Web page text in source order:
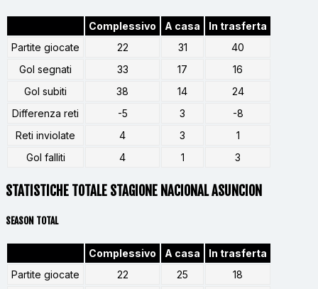
Complessivo A casa
In trasferta
Partite giocate
22 31
40
Gol segnati
33 17
16
Gol subiti
38 14
24
Differenza reti
-5 3
-8
Reti inviolate
4 3
1
Gol falliti
4 1 3
STATISTICHE TOTALE STAGIONE NACIONAL ASUNCION
SEASON TOTAL
Complessivo A casa
In trasferta
Partite giocate
22 25
18